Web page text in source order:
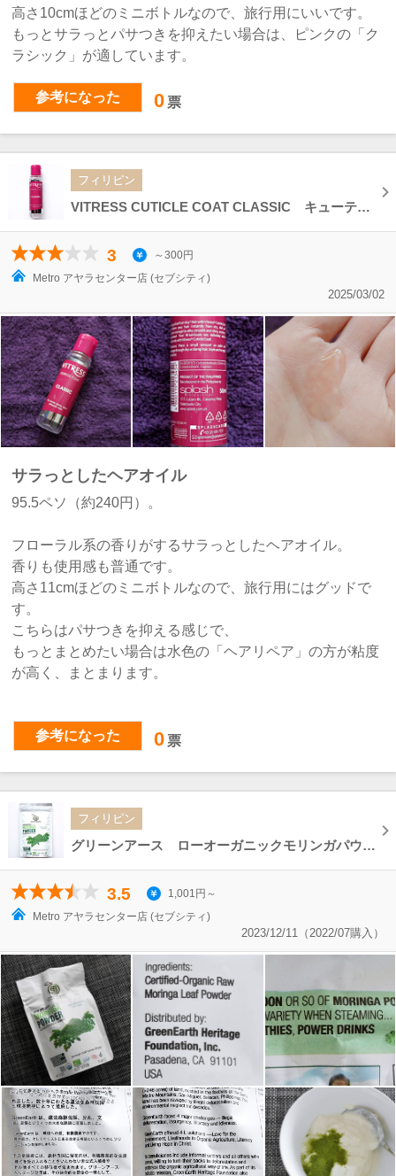
高さ10cmほどのミニボトルなので、旅行用にいいです。
もっとサラっとパサつきを抑えたい場合は、ピンクの「ク
ラシック」が適しています。
参考になった 0 票
フィリピン
VITRESS CUTICLE COAT CLASSIC キューティクルコート クラシック トリートメントヘアオイル
3
～300円
Metro アヤラセンター店 (セブシティ)
2025/03/02
サラっとしたヘアオイル
95.5ペソ（約240円）。
フローラル系の香りがするサラっとしたヘアオイル。
香りも使用感も普通です。
高さ11cmほどのミニボトルなので、旅行用にはグッドで
す。
こちらはパサつきを抑える感じで、
もっとまとめたい場合は水色の「ヘアリペア」の方が粘度
が高く、まとまります。
参考になった 0 票
フィリピン
グリーンアース ローオーガニックモリンガパウダー Green Earth MORINGA POWDER 100g
3.5
1,001円～
Metro アヤラセンター店 (セブシティ)
2023/12/11（2022/07購入）